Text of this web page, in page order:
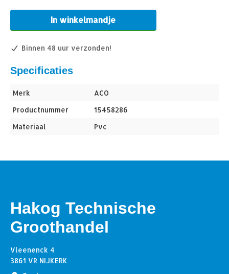
In winkelmandje
Binnen 48 uur verzonden!
Specificaties
Merk
ACO
Productnummer
15458286
Materiaal
Pvc
Hakog Technische
Groothandel
Vleenenck 4
3861 VR NIJKERK